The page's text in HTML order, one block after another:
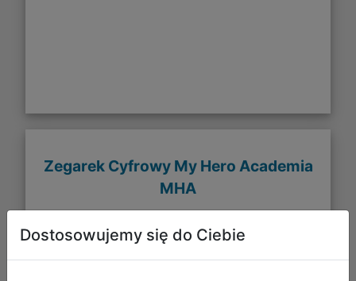
Zegarek Cyfrowy My Hero Academia
MHA
Dostosowujemy się do Ciebie